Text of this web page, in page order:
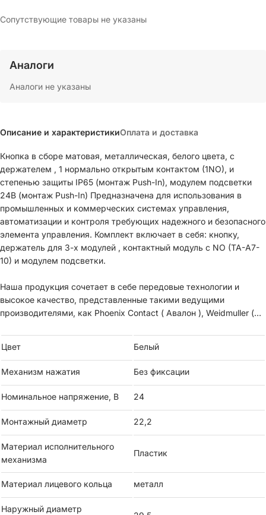
Сопутствующие товары не указаны
Аналоги
Аналоги не указаны
Описание и характеристикиОплата и доставка
Кнопка в сборе матовая, металлическая, белого цвета, с
держателем , 1 нормально открытым контактом (1NO), и
степенью защиты IP65 (монтаж Push-In), модулем подсветки
24В (монтаж Push-In) Предназначена для использования в
промышленных и коммерческих системах управления,
автоматизации и контроля требующих надежного и безопасного
элемента управления. Комплект включает в себя: кнопку,
держатель для 3-х модулей , контактный модуль с NO (TA-A7-
10) и модулем подсветки.
Наша продукция сочетает в себе передовые технологии и
высокое качество, представленные такими ведущими
производителями, как Phoenix Contact ( Авалон ), Weidmuller (
Electric (Шнайдер) . Мы гарантируем конкурентоспособные
цены, оставаясь одним из самых доступных
Цвет Белый
Механизм нажатия Без фиксации
Номинальное напряжение, В 24
Монтажный диаметр 22,2
Материал исполнительного
механизма
Пластик
Материал лицевого кольца металл
Наружный диаметр